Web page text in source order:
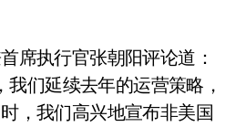
席执行官张朝阳评论道：
我们延续去年的运营策略，
，我们高兴地宣布非美国